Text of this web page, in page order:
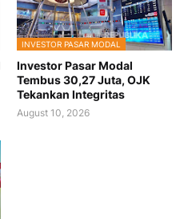
INVESTOR PASAR MODAL
Investor Pasar Modal
Tembus 30,27 Juta, OJK
Tekankan Integritas
August 10, 2026